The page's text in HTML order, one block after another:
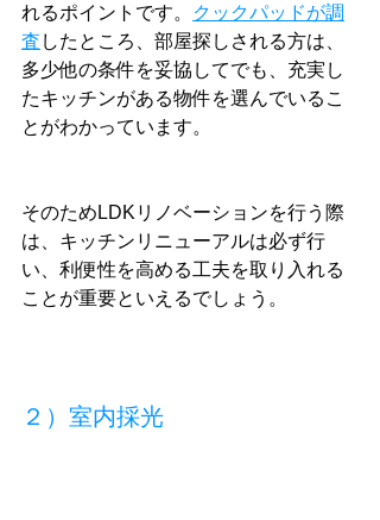
れるポイントです。
クックパッドが調
査 したところ、部屋探しされる方は、
多少他の条件を妥協してでも、充実し
たキッチンがある物件を選んでいるこ
とがわかっています。
そのためLDKリノベーションを行う際
は、キッチンリニューアルは必ず行
い、利便性を高める工夫を取り入れる
ことが重要といえるでしょう。
２）室内採光